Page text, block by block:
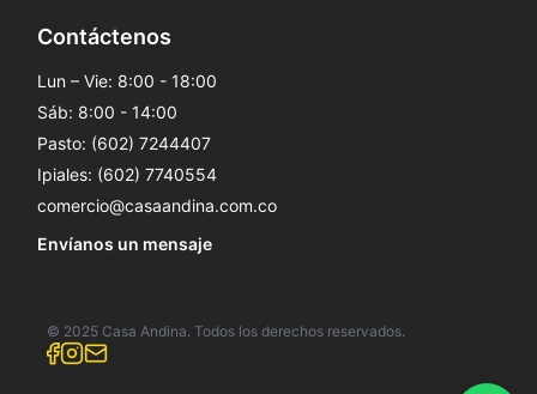
Contáctenos
Lun – Vie: 8:00 - 18:00
Sáb: 8:00 - 14:00
Pasto: (602) 7244407
Ipiales: (602) 7740554
comercio@casaandina.com.co
Envíanos un mensaje
© 2025 Casa Andina. Todos los derechos reservados.